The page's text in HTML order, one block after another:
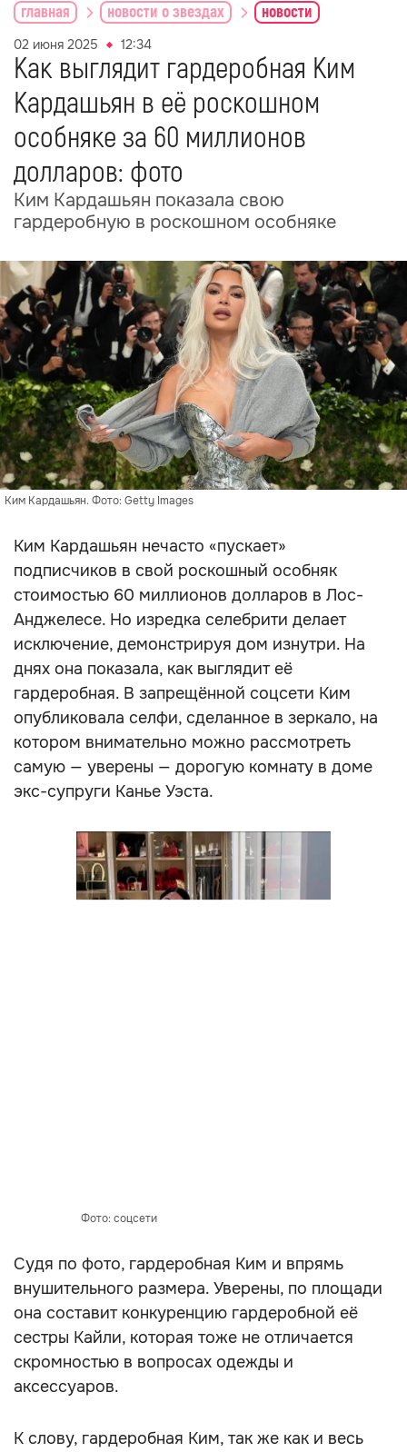
главная новости о звездах новости
02 июня 2025 12:34
Как выглядит гардеробная Ким
Кардашьян в её роскошном
особняке за 60 миллионов
долларов: фото
Ким Кардашьян показала свою
гардеробную в роскошном особняке
Ким Кардашьян. Фото: Getty Images
Ким Кардашьян нечасто «пускает»
подписчиков в свой роскошный особняк
стоимостью 60 миллионов долларов в Лос-
Анджелесе. Но изредка селебрити делает
исключение, демонстрируя дом изнутри. На
днях она показала, как выглядит её
гардеробная. В запрещённой соцсети Ким
опубликовала селфи, сделанное в зеркало, на
котором внимательно можно рассмотреть
самую — уверены — дорогую комнату в доме
экс-супруги Канье Уэста.
Фото: соцсети
Судя по фото, гардеробная Ким и впрямь
внушительного размера. Уверены, по площади
она составит конкуренцию гардеробной её
сестры Кайли, которая тоже не отличается
скромностью в вопросах одежды и
аксессуаров.
К слову, гардеробная Ким, так же как и весь